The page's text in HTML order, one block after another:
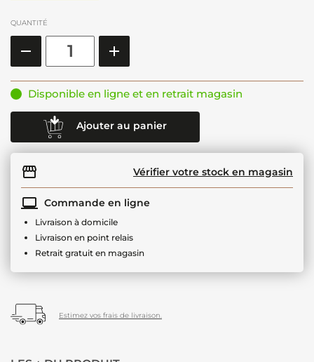
QUANTITÉ
Disponible en ligne et en retrait magasin
Ajouter au panier
Vérifier votre stock en magasin
Commande en ligne
Livraison à domicile
Livraison en point relais
Retrait gratuit en magasin
Estimez vos frais de livraison.